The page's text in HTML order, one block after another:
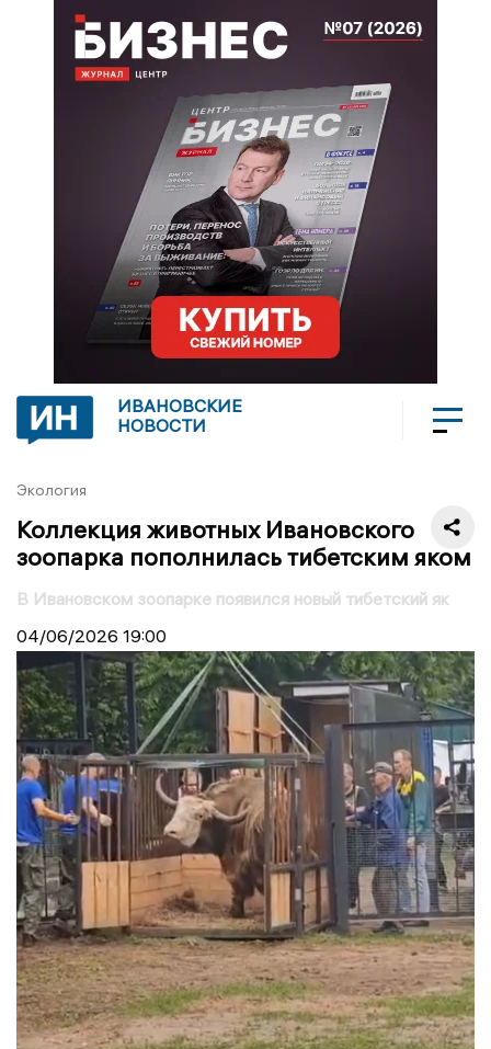
ИВАНОВСКИЕ
НОВОСТИ
Экология
Коллекция животных Ивановского
зоопарка пополнилась тибетским яком
В Ивановском зоопарке появился новый тибетский як
04/06/2026 19:00